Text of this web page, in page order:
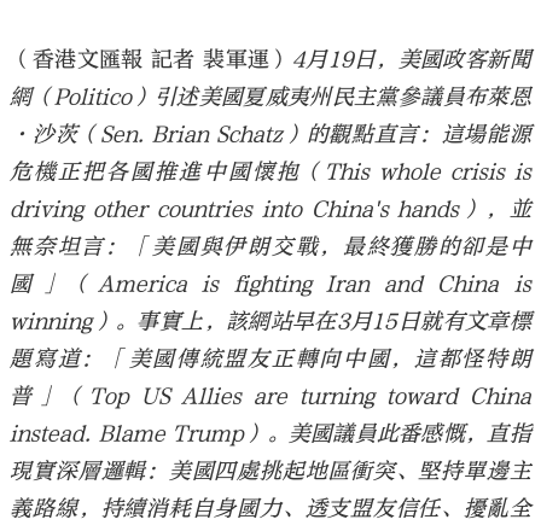
（香港文匯報 記者 裴軍運） 4月19日，美國政客新聞
網（Politico）引述美國夏威夷州民主黨參議員布萊恩
·沙茨（Sen. Brian Schatz）的觀點直言：這場能源
危機正把各國推進中國懷抱（This whole crisis is
driving other countries into China's hands），並
無奈坦言：「美國與伊朗交戰，最終獲勝的卻是中
國」（America is fighting Iran and China is
winning）。事實上，該網站早在3月15日就有文章標
題寫道：「美國傳統盟友正轉向中國，這都怪特朗
普」（Top US Allies are turning toward China
instead. Blame Trump）。美國議員此番感慨，直指
現實深層邏輯：美國四處挑起地區衝突、堅持單邊主
義路線，持續消耗自身國力、透支盟友信任、擾亂全